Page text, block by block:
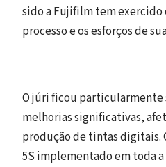
sido a Fujifilm tem exercido
processo e os esforços de
O júri ficou particularmente
melhorias significativas,
produção de tintas digitais.
5S implementado em toda